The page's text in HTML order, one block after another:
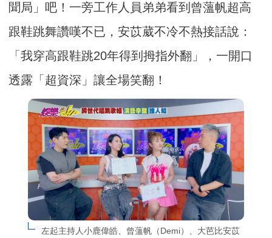
聞局」吧！一旁工作人員弟弟看到曾薀帆超高
跟鞋跳舞讚嘆不已，安苡葳不冷不熱接話說：
「我穿高跟鞋跳20年得到拇指外翻」，一開口
透露「超資深」讓全場笑翻！
左起主持人小鹿偉皓、曾薀帆（Demi）、大芭比安苡